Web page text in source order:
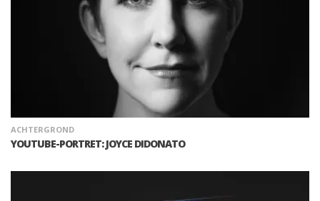
ACHTERGROND
YOUTUBE-PORTRET: JOYCE DIDONATO